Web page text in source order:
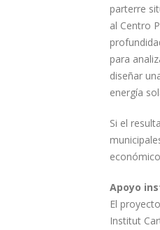
parterre
al Centro
para
diseñar
energía
Si el
Apoyo
El
Institut